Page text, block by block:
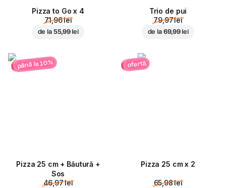
Pizza to Go x 4
71,96 lei
de la 55,99 lei
Trio de pui
79,97 lei
de la 69,99 lei
până la 10%
Pizza 25 cm + Băutură +
Sos
46,97 lei
ofertă
Pizza 25 cm x 2
65,98 lei